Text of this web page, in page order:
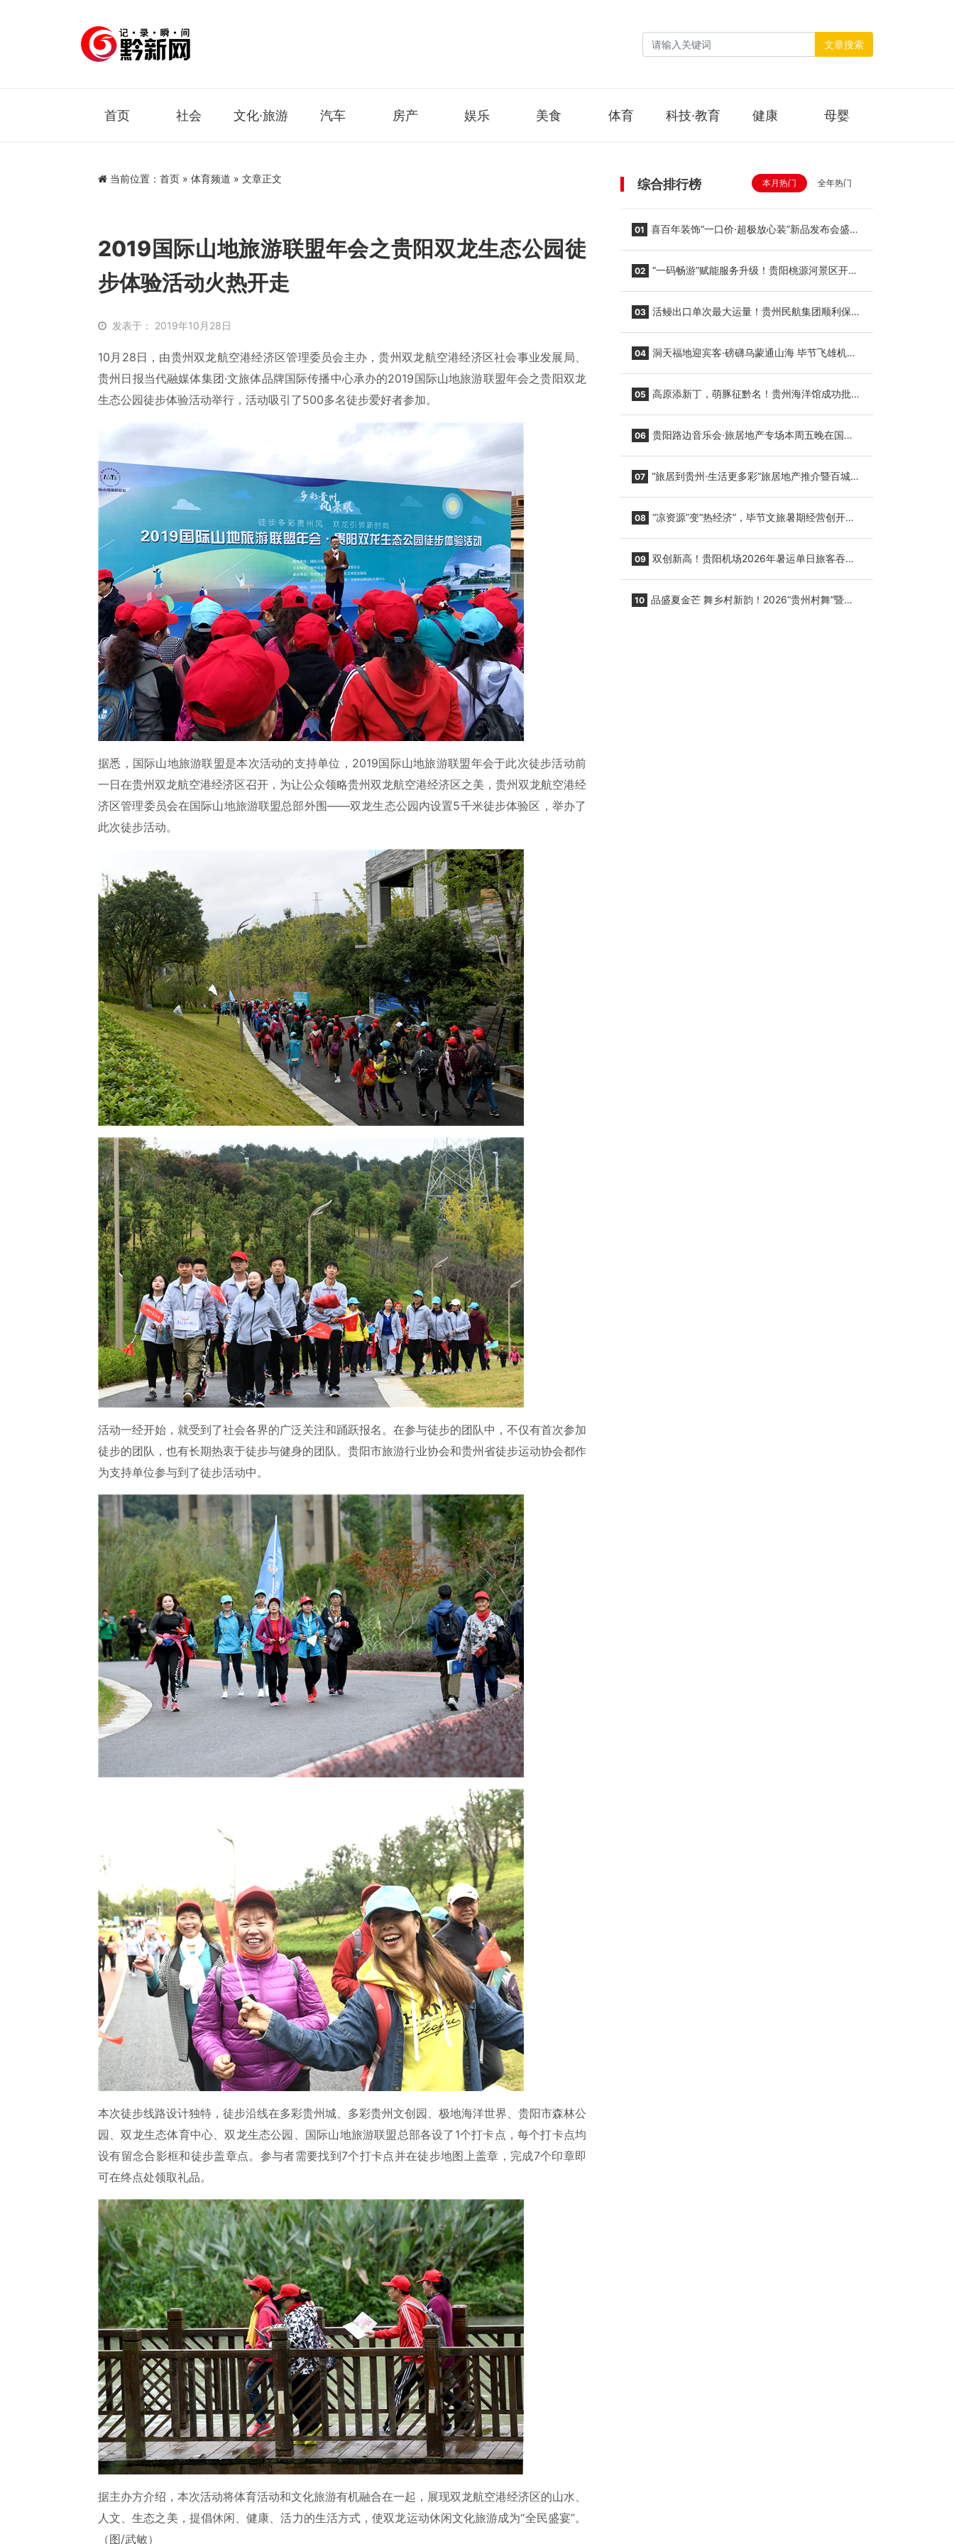
文章搜索
首页 社会 文化·旅游 汽车 房产 娱乐 美食 体育 科技·教育 健康 母婴
当前位置： 首页 » 体育频道 » 文章正文
2019国际山地旅游联盟年会之贵阳双龙生态公园徒
步体验活动火热开走
发表于： 2019年10月28日
10月28日，由贵州双龙航空港经济区管理委员会主办，贵州双龙航空港经济区社会事业发展局、
贵州日报当代融媒体集团·文旅体品牌国际传播中心承办的2019国际山地旅游联盟年会之贵阳双龙
生态公园徒步体验活动举行，活动吸引了500多名徒步爱好者参加。
据悉，国际山地旅游联盟是本次活动的支持单位，2019国际山地旅游联盟年会于此次徒步活动前
一日在贵州双龙航空港经济区召开，为让公众领略贵州双龙航空港经济区之美，贵州双龙航空港经
济区管理委员会在国际山地旅游联盟总部外围——双龙生态公园内设置5千米徒步体验区，举办了
此次徒步活动。
活动一经开始，就受到了社会各界的广泛关注和踊跃报名。在参与徒步的团队中，不仅有首次参加
徒步的团队，也有长期热衷于徒步与健身的团队。贵阳市旅游行业协会和贵州省徒步运动协会都作
为支持单位参与到了徒步活动中。
本次徒步线路设计独特，徒步沿线在多彩贵州城、多彩贵州文创园、极地海洋世界、贵阳市森林公
园、双龙生态体育中心、双龙生态公园、国际山地旅游联盟总部各设了1个打卡点，每个打卡点均
设有留念合影框和徒步盖章点。参与者需要找到7个打卡点并在徒步地图上盖章，完成7个印章即
可在终点处领取礼品。
据主办方介绍，本次活动将体育活动和文化旅游有机融合在一起，展现双龙航空港经济区的山水、
人文、生态之美，提倡休闲、健康、活力的生活方式，使双龙运动休闲文化旅游成为“全民盛宴”。
（图/武敏）
综合排行榜 本月热门 全年热门
01 喜百年装饰“一口价·超极放心装”新品发布会盛大
02 “一码畅游”赋能服务升级！贵阳桃源河景区开
03 活鳗出口单次最大运量！贵州民航集团顺利保障
04 洞天福地迎宾客·磅礴乌蒙通山海 毕节飞雄机场
05 高原添新丁，萌豚征黔名！贵州海洋馆成功批量
06 贵阳路边音乐会·旅居地产专场本周五晚在国际
07 “旅居到贵州·生活更多彩”旅居地产推介暨百城千
08 “凉资源”变“热经济”，毕节文旅暑期经营创开门
09 双创新高！贵阳机场2026年暑运单日旅客吞吐
10 品盛夏金芒 舞乡村新韵！2026“贵州村舞”暨望